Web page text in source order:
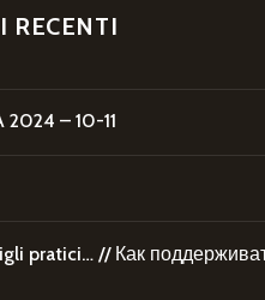
RECENTI
2024 – 10-11
pratici… // Как